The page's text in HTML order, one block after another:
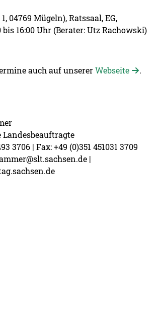
04769 Mügeln), Ratssaal, EG,
bis 16:00 Uhr (Berater: Utz Rachowski)
auch auf unsererWebseite .
3706 | Fax: +49 (0)351 451031 3709
|